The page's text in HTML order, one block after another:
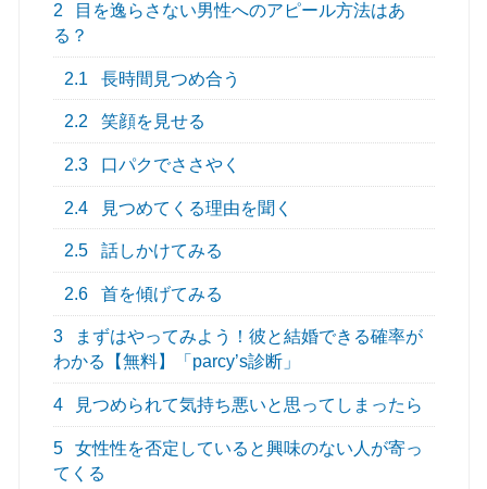
2
目を逸らさない男性へのアピール方法はあ
る？
2.1 長時間見つめ合う
2.2 笑顔を見せる
2.3 口パクでささやく
2.4 見つめてくる理由を聞く
2.5 話しかけてみる
2.6 首を傾げてみる
3
まずはやってみよう！彼と結婚できる確率が
わかる【無料】「parcy’s診断」
4 見つめられて気持ち悪いと思ってしまったら
5
女性性を否定していると興味のない人が寄っ
てくる